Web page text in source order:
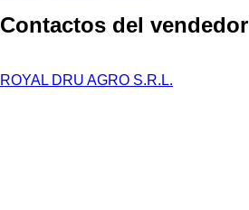
Contactos del vendedor
ROYAL DRU AGRO S.R.L.